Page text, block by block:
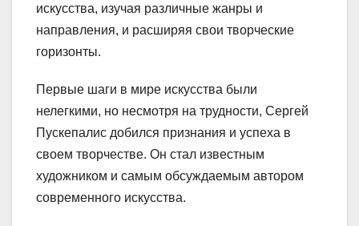
искусства, изучая различные жанры и
направления, и расширяя свои творческие
горизонты.
Первые шаги в мире искусства были
нелегкими, но несмотря на трудности, Сергей
Пускепалис добился признания и успеха в
своем творчестве. Он стал известным
художником и самым обсуждаемым автором
современного искусства.